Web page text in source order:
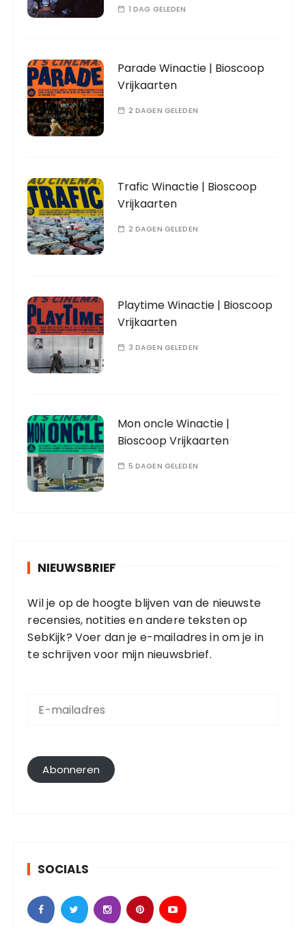
1 DAG GELEDEN
Parade Winactie | Bioscoop
Vrijkaarten
2 DAGEN GELEDEN
Trafic Winactie | Bioscoop
Vrijkaarten
2 DAGEN GELEDEN
Playtime Winactie | Bioscoop
Vrijkaarten
3 DAGEN GELEDEN
Mon oncle Winactie |
Bioscoop Vrijkaarten
5 DAGEN GELEDEN
NIEUWSBRIEF
Wil je op de hoogte blijven van de nieuwste
recensies, notities en andere teksten op
SebKijk? Voer dan je e-mailadres in om je in
te schrijven voor mijn nieuwsbrief.
l
a
Abonneren
SOCIALS